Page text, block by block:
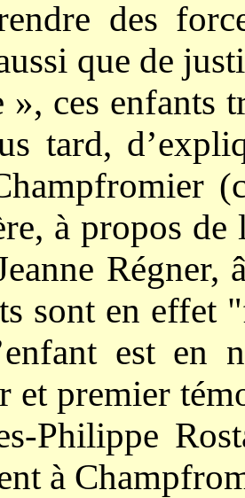
des
que de
», ces enfants
tard,
à propos de
sont en effet
est en
et premier
Philippe
à